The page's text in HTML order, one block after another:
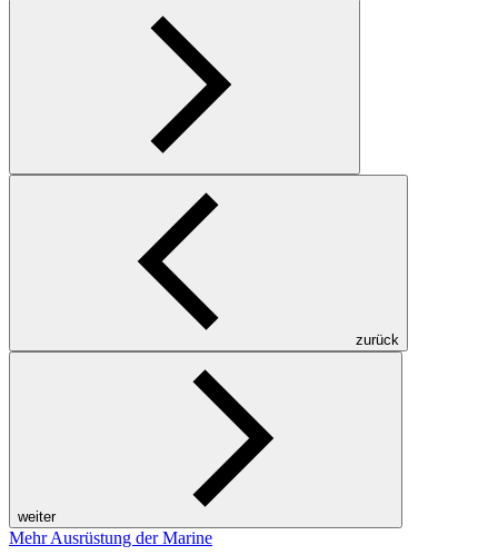
zurück
weiter
Mehr Ausrüstung der Marine